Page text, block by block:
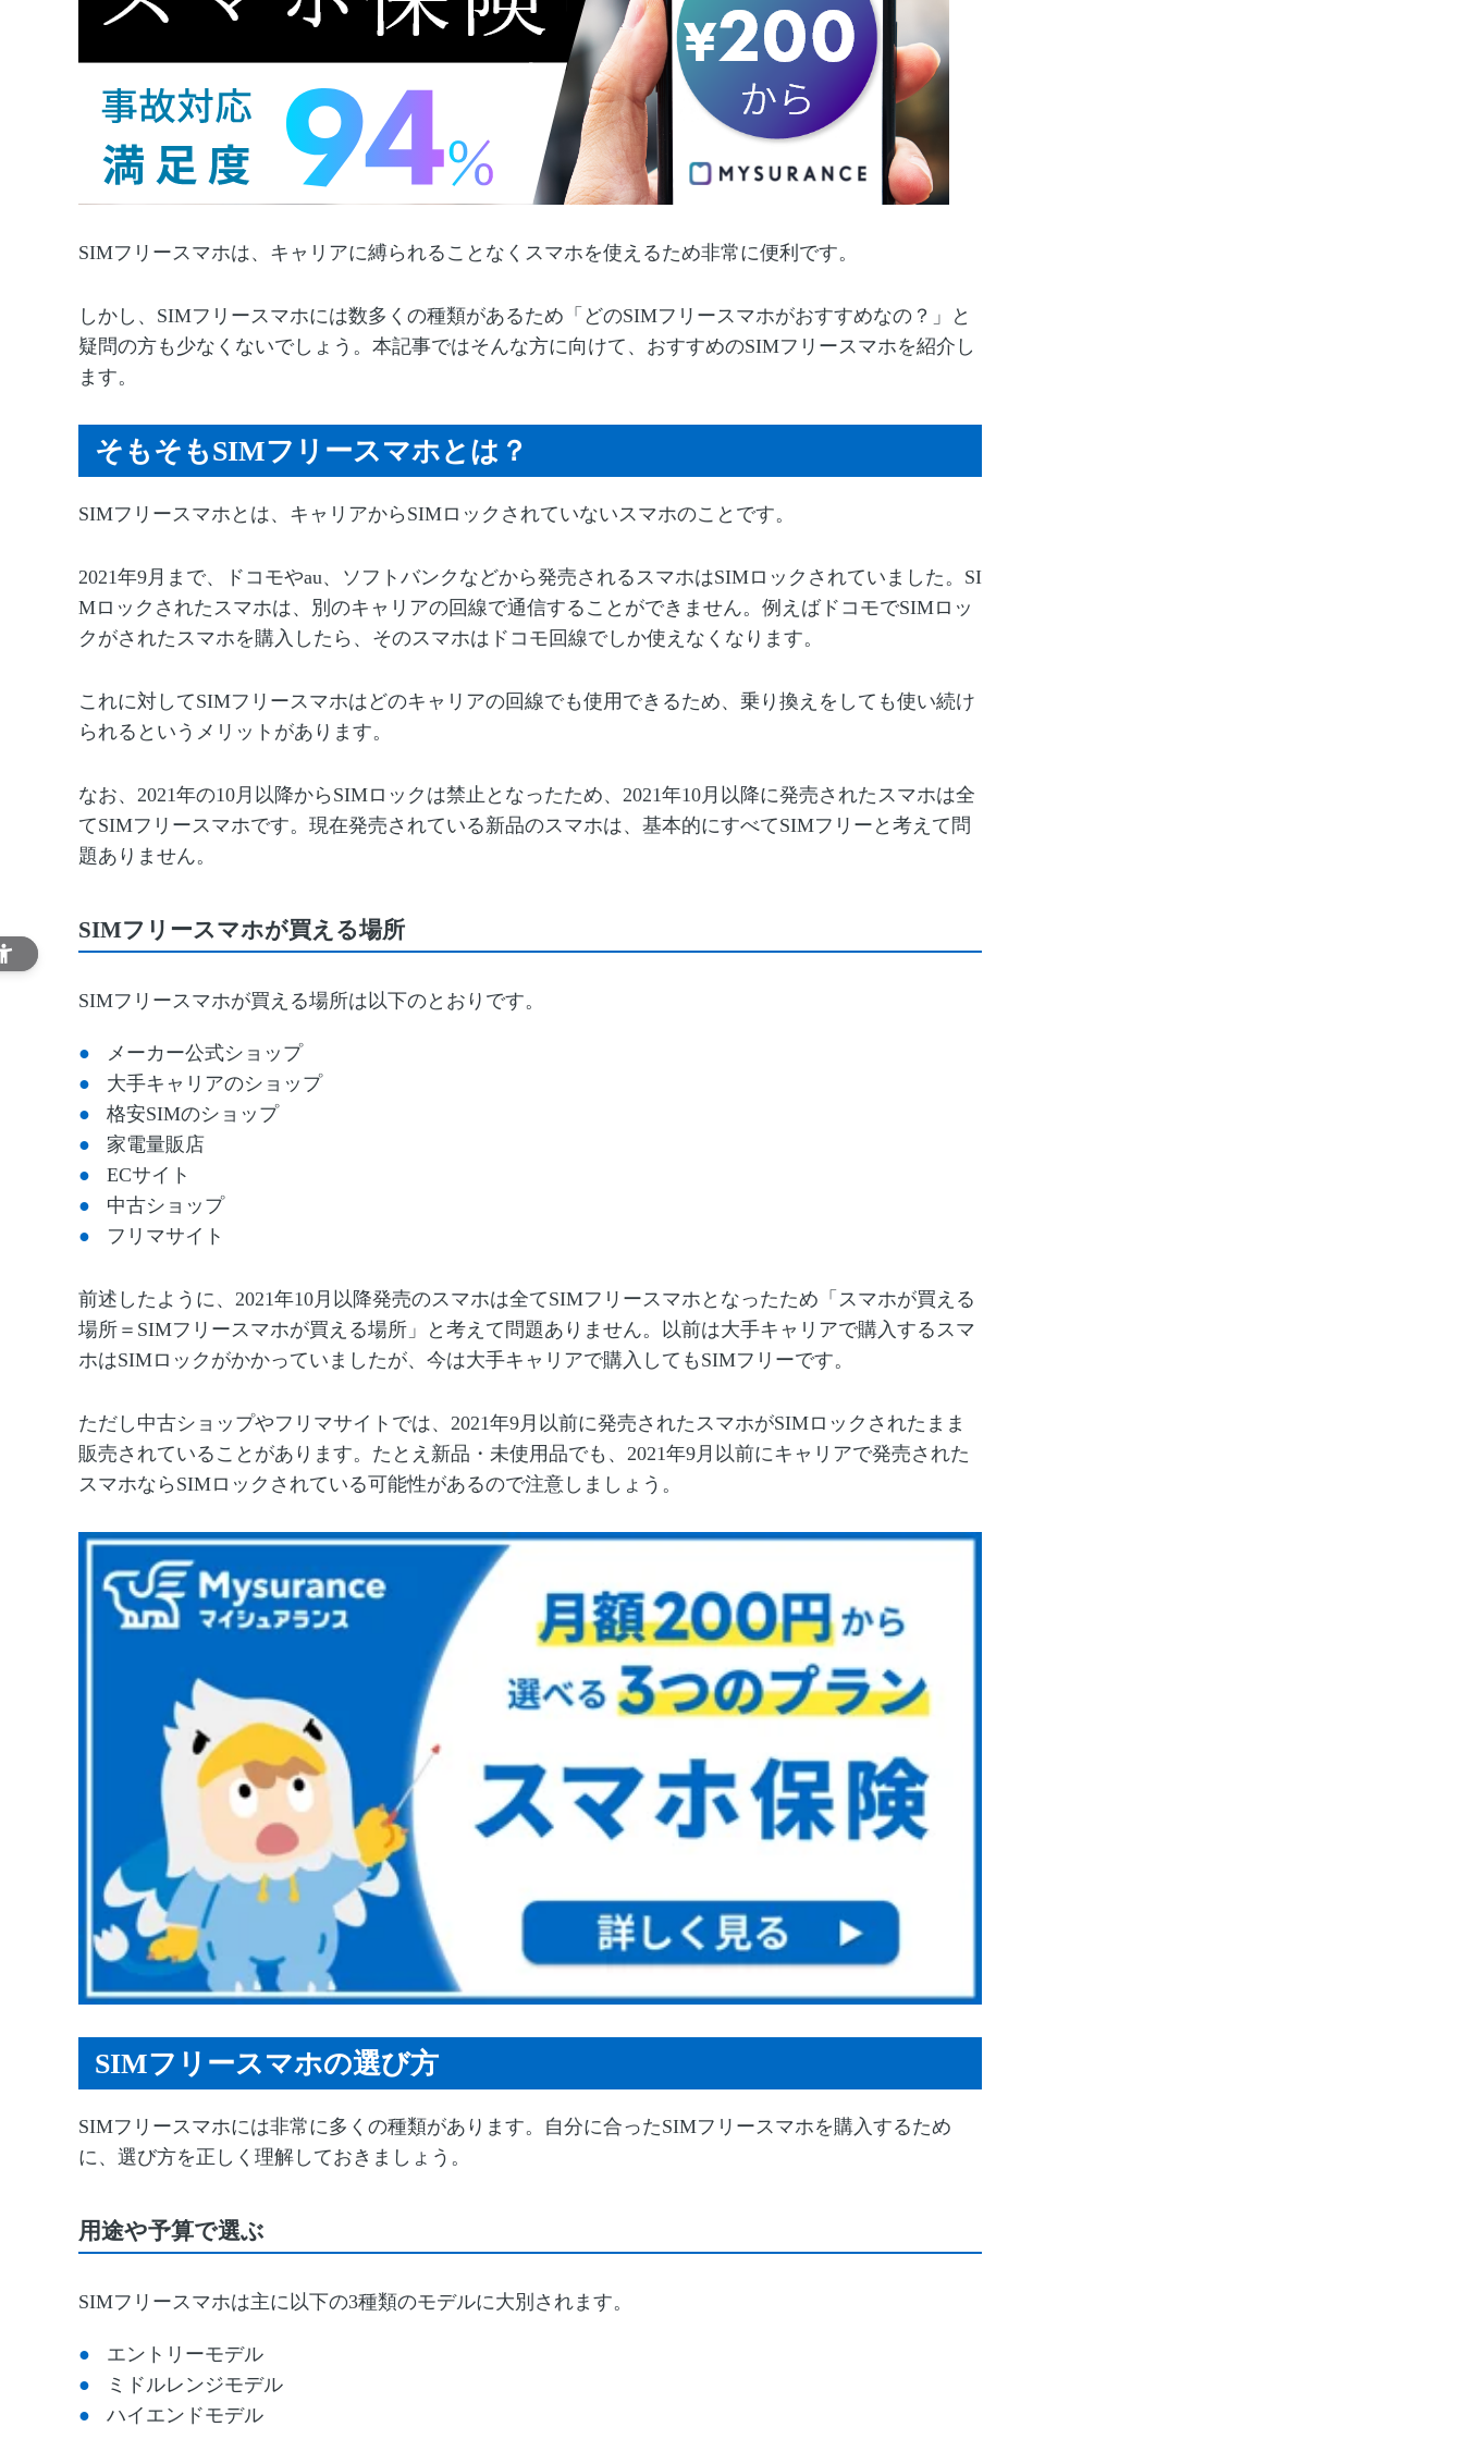
SIMフリースマホは、キャリアに縛られることなくスマホを使えるため非常に便利です。
しかし、SIMフリースマホには数多くの種類があるため「どのSIMフリースマホがおすすめなの？」と
疑問の方も少なくないでしょう。本記事ではそんな方に向けて、おすすめのSIMフリースマホを紹介し
ます。
そもそもSIMフリースマホとは？
SIMフリースマホとは、キャリアから SIMロックされていないスマホのことです。
2021年9 月まで、ドコモやau、ソフトバンクなどから発売されるスマホはSIMロックされていました。 SI
Mロックされたスマホは、別のキャリアの回線で通信することができません。例えばドコモでSIMロッ
クがされたスマホを購入したら、そのスマホはドコモ回線でしか使えなくなります。
これに対してSIMフリースマホはどのキャリアの回線でも使用できるため、乗り換えをしても使い続け
られるというメリットがあります。
なお、2021年の10 月以降から SIMロックは禁止となったため、 2021年10 月以降に発売されたスマホは全
てSIMフリースマホです。現在発売されている新品のスマホは、基本的にすべてSIMフリーと考えて問
題ありません。
SIMフリースマホが買える場所
SIMフリースマホが買える場所は以下のとおりです。
メーカー公式ショップ
大手キャリアのショップ
格安SIMのショップ
家電量販店
ECサイト
中古ショップ
フリマサイト
前述したように、2021年10 月以降発売のスマホは全てSIMフリースマホとなったため「スマホが買える
場所＝ SIMフリースマホが買える場所」と考えて問題ありません。以前は大手キャリアで購入するスマ
ホはSIMロックがかかっていましたが、今は大手キャリアで購入しても SIMフリーです。
ただし中古ショップやフリマサイトでは、2021年9 月以前に発売されたスマホがSIMロックされたまま
販売されていることがあります。たとえ新品・未使用品でも、 2021年9 月以前にキャリアで発売された
スマホなら SIMロックされている可能性があるので注意しましょう。
SIMフリースマホの選び方
SIMフリースマホには非常に多くの種類があります。自分に合ったSIMフリースマホを購入するため
に、選び方を正しく理解しておきましょう。
用途や予算で選ぶ
SIMフリースマホは主に以下の3種類のモデルに大別されます。
エントリーモデル
ミドルレンジモデル
ハイエンドモデル